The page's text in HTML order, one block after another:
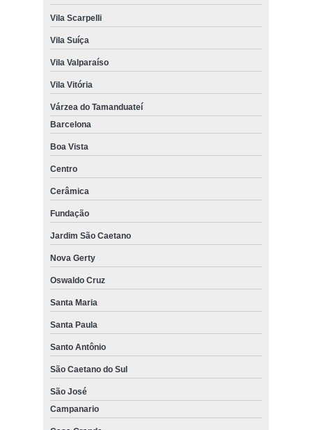
Vila Scarpelli
Vila Suíça
Vila Valparaíso
Vila Vitória
Várzea do Tamanduateí
Barcelona
Boa Vista
Centro
Cerâmica
Fundação
Jardim São Caetano
Nova Gerty
Oswaldo Cruz
Santa Maria
Santa Paula
Santo Antônio
São Caetano do Sul
São José
Campanario